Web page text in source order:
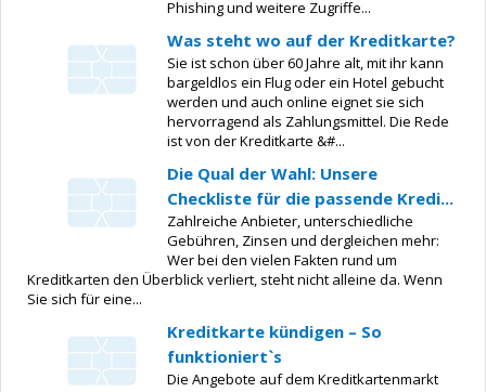
Phishing und weitere Zugriffe...
Was steht wo auf der Kreditkarte?
Sie ist schon über 60 Jahre alt, mit ihr kann
bargeldlos ein Flug oder ein Hotel gebucht
werden und auch online eignet sie sich
hervorragend als Zahlungsmittel. Die Rede
ist von der Kreditkarte &#...
Die Qual der Wahl: Unsere
Checkliste für die passende Kredi...
Zahlreiche Anbieter, unterschiedliche
Gebühren, Zinsen und dergleichen mehr:
Wer bei den vielen Fakten rund um
Kreditkarten den Überblick verliert, steht nicht alleine da. Wenn
Sie sich für eine...
Kreditkarte kündigen – So
funktioniert`s
Die Angebote auf dem Kreditkartenmarkt